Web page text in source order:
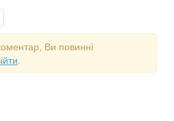
Ви повинні
.